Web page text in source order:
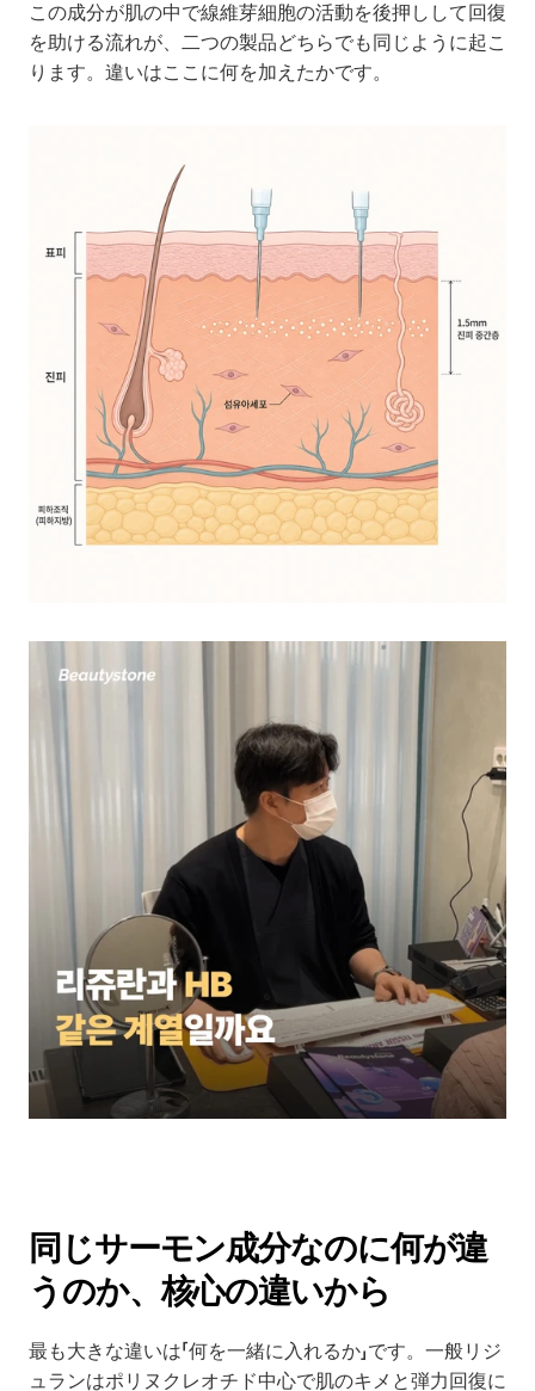
この成分が肌の中で線維芽細胞の活動を後押しして回復
を助ける流れが、二つの製品どちらでも同じように起こ
ります。違いはここに何を加えたかです。
同じサーモン成分なのに何が違
うのか、核心の違いから
最も大きな違いは「何を一緒に入れるか」です。一般リジ
ュランはポリヌクレオチド中心で肌のキメと弾力回復に